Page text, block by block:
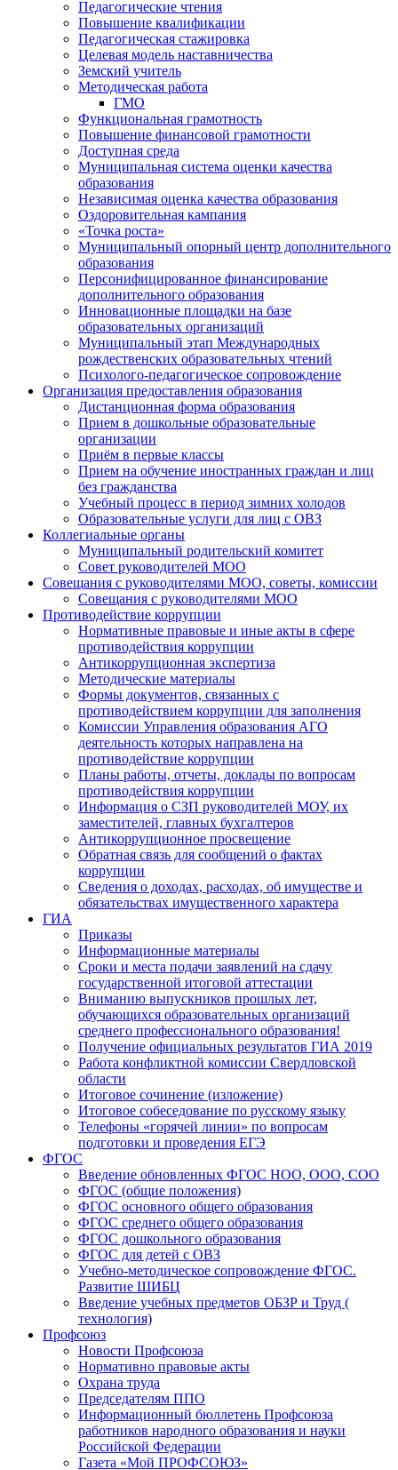
Педагогические чтения
Повышение квалификации
Педагогическая стажировка
Целевая модель наставничества
Земский учитель
Методическая работа
ГМО
Функциональная грамотность
Повышение финансовой грамотности
Доступная среда
Муниципальная система оценки качества
образования
Независимая оценка качества образования
Оздоровительная кампания
«Точка роста»
Муниципальный опорный центр дополнительного
образования
Персонифицированное финансирование
дополнительного образования
Инновационные площадки на базе
образовательных организаций
Муниципальный этап Международных
рождественских образовательных чтений
Психолого-педагогическое сопровождение
Организация предоставления образования
Дистанционная форма образования
Прием в дошкольные образовательные
организации
Приём в первые классы
Прием на обучение иностранных граждан и лиц
без гражданства
Учебный процесс в период зимних холодов
Образовательные услуги для лиц с ОВЗ
Коллегиальные органы
Муниципальный родительский комитет
Совет руководителей МОО
Совещания с руководителями МОО, советы, комиссии
Совещания с руководителями МОО
Противодействие коррупции
Нормативные правовые и иные акты в сфере
противодействия коррупции
Антикоррупционная экспертиза
Методические материалы
Формы документов, связанных с
противодействием коррупции для заполнения
Комиссии Управления образования АГО
деятельность которых направлена на
противодействие коррупции
Планы работы, отчеты, доклады по вопросам
противодействия коррупции
Информация о СЗП руководителей МОУ, их
заместителей, главных бухгалтеров
Антикоррупционное просвещение
Обратная связь для сообщений о фактах
коррупции
Сведения о доходах, расходах, об имуществе и
обязательствах имущественного характера
ГИА
Приказы
Информационные материалы
Сроки и места подачи заявлений на сдачу
государственной итоговой аттестации
Вниманию выпускников прошлых лет,
обучающихся образовательных организаций
среднего профессионального образования!
Получение официальных результатов ГИА 2019
Работа конфликтной комиссии Свердловской
области
Итоговое сочинение (изложение)
Итоговое собеседование по русскому языку
Телефоны «горячей линии» по вопросам
подготовки и проведения ЕГЭ
ФГОС
Введение обновленных ФГОС НОО, ООО, СОО
ФГОС (общие положения)
ФГОС основного общего образования
ФГОС среднего общего образования
ФГОС дошкольного образования
ФГОС для детей с ОВЗ
Учебно-методическое сопровождение ФГОС.
Развитие ШИБЦ
Введение учебных предметов ОБЗР и Труд (
технология)
Профсоюз
Новости Профсоюза
Нормативно правовые акты
Охрана труда
Председателям ППО
Информационный бюллетень Профсоюза
работников народного образования и науки
Российской Федерации
Газета «Мой ПРОФСОЮЗ»